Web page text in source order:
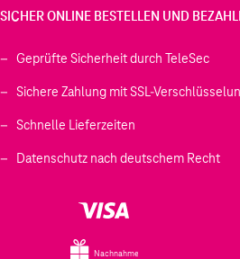
SICHER ONLINE BESTELLEN UND
Geprüfte Sicherheit durch TeleSec
Sichere Zahlung mit SSL-
Schnelle Lieferzeiten
Datenschutz nach deutschem Recht
Nachnahme